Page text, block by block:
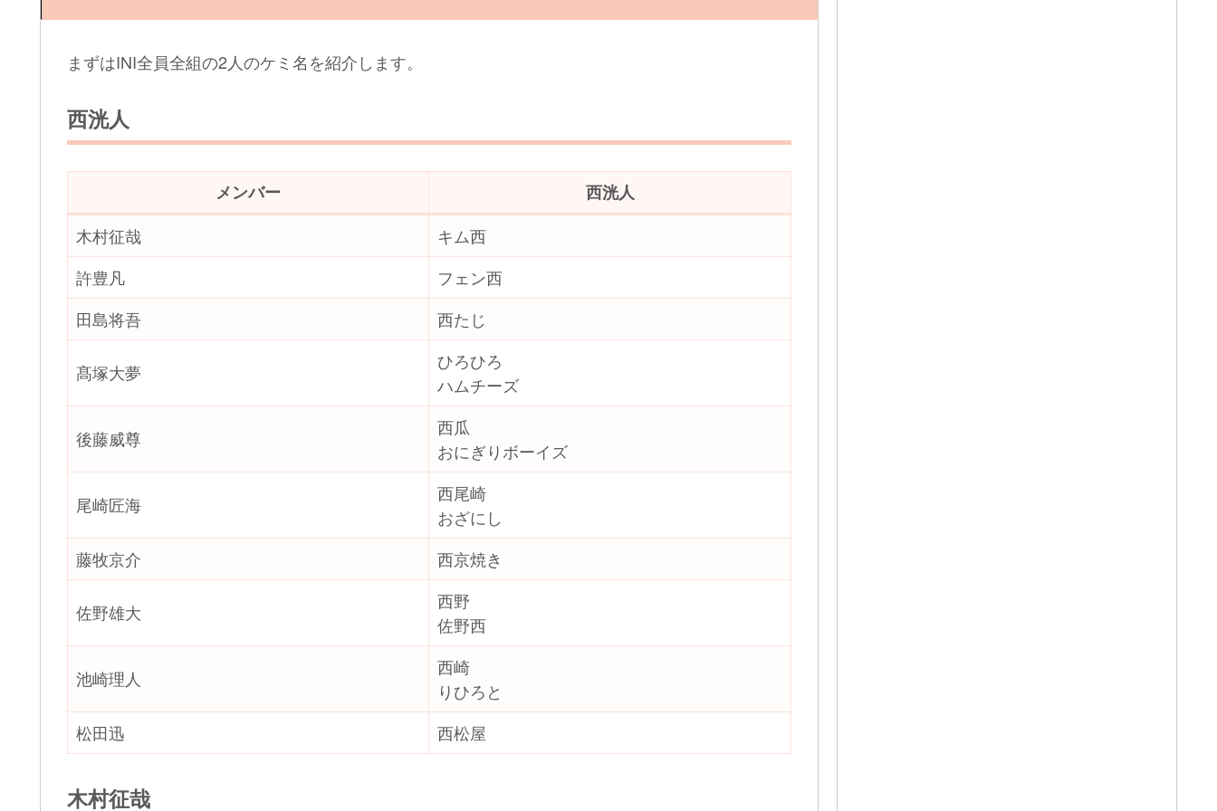
まずはINI全員全組の2人のケミ名を紹介します。
西洸人
メンバー
西洸人
木村征哉
キム西
許豊凡
フェン西
田島将吾
西たじ
髙塚大夢
ひろひろ
ハムチーズ
後藤威尊
西瓜
おにぎりボーイズ
尾崎匠海
西尾崎
おざにし
藤牧京介
西京焼き
佐野雄大
西野
佐野西
池崎理人
西崎
りひろと
松田迅
西松屋
木村征哉